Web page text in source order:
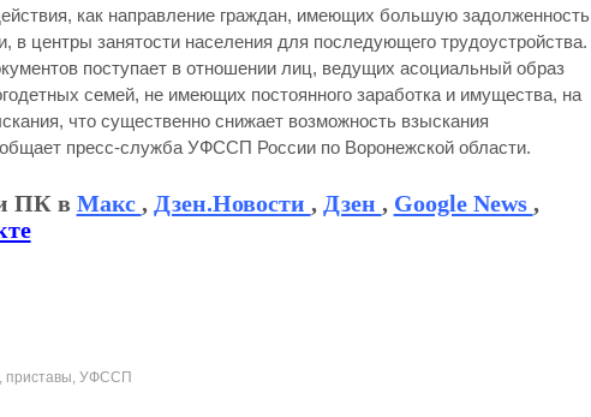
как направление граждан, имеющих большую задолженность
в центры занятости населения для последующего трудоустройства.
поступает в отношении лиц, ведущих асоциальный образ
семей, не имеющих постоянного заработка и имущества, на
что существенно снижает возможность взыскания
пресс-служба УФССП России по Воронежской области.
ПК в Макс , Дзен.Новости , Дзен , Google News ,
приставы, УФССП